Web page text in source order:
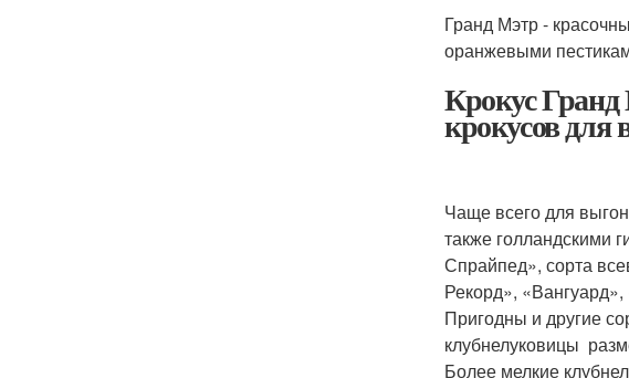
Гранд Мэтр -
оранжевыми
Крокус
крокусов
Чаще всего для
также голландскими
Спрайпед», сорта
Рекорд»,
Пригодны и другие
клубнелуковицы
Более мелкие